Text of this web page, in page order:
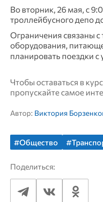
Во вторник, 26 мая, с
троллейбусного депо
Ограничения связаны
оборудования,
планировать поездки
Чтобы оставаться в
пропускайте самое
Автор: Виктория
#Общество
Поделиться: